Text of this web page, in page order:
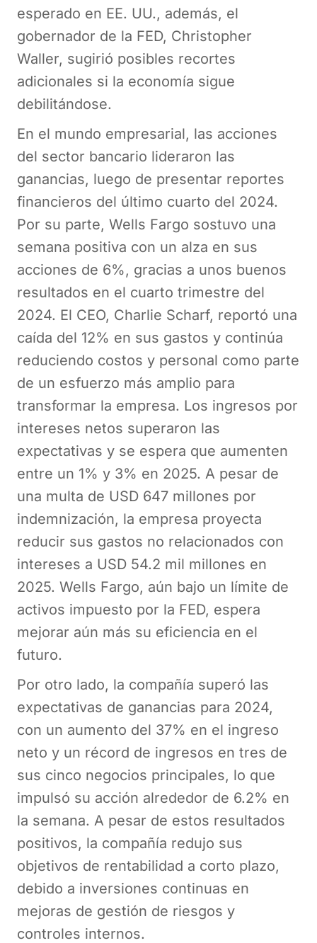
esperado en EE. UU., además, el
gobernador de la FED, Christopher
Waller, sugirió posibles recortes
adicionales si la economía sigue
debilitándose.
En el mundo empresarial, las acciones
del sector bancario lideraron las
ganancias, luego de presentar reportes
financieros del último cuarto del 2024.
Por su parte, Wells Fargo sostuvo una
semana positiva con un alza en sus
acciones de 6%, gracias a unos buenos
resultados en el cuarto trimestre del
2024. El CEO, Charlie Scharf, reportó una
caída del 12% en sus gastos y continúa
reduciendo costos y personal como parte
de un esfuerzo más amplio para
transformar la empresa. Los ingresos por
intereses netos superaron las
expectativas y se espera que aumenten
entre un 1% y 3% en 2025. A pesar de
una multa de USD 647 millones por
indemnización, la empresa proyecta
reducir sus gastos no relacionados con
intereses a USD 54.2 mil millones en
2025. Wells Fargo, aún bajo un límite de
activos impuesto por la FED, espera
mejorar aún más su eficiencia en el
futuro.
Por otro lado, la compañía superó las
expectativas de ganancias para 2024,
con un aumento del 37% en el ingreso
neto y un récord de ingresos en tres de
sus cinco negocios principales, lo que
impulsó su acción alrededor de 6.2% en
la semana. A pesar de estos resultados
positivos, la compañía redujo sus
objetivos de rentabilidad a corto plazo,
debido a inversiones continuas en
mejoras de gestión de riesgos y
controles internos.